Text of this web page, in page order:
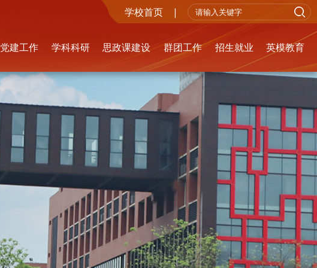
学校首页 |
党建工作 学科科研 思政课建设 群团工作 招生就业 英模教育